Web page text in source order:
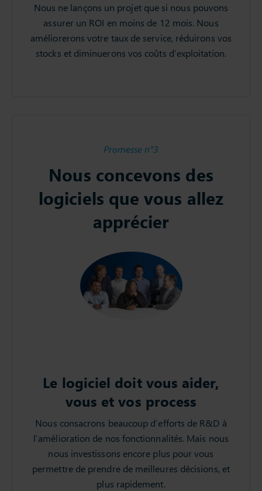
Nous ne lançons un projet que si nous pouvons
assurer un ROI en moins de 12 mois. Nous
améliorerons votre taux de service, réduirons vos
stocks et diminuerons vos coûts d’exploitation.
Promesse n°3
Nous concevons des
logiciels que vous allez
apprécier
Le logiciel doit vous aider,
vous et vos process
Nous consacrons beaucoup d’efforts de R&D à
l’amélioration de nos fonctionnalités. Mais nous
nous investissons encore plus pour vous
permettre de prendre de meilleures décisions, et
plus rapidement.